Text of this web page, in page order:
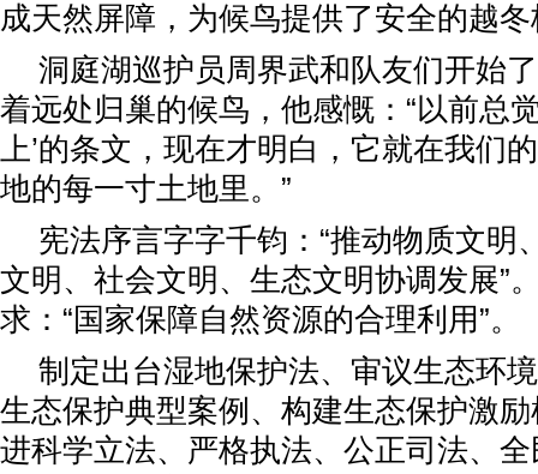
成天然屏障，为候鸟提供了安全的越
洞庭湖巡护员周界武和队友们开始
着远处归巢的候鸟，他感慨：“以前总
上’的条文，现在才明白，它就在我们
地的每一寸土地里。”
宪法序言字字千钧：“推动物质文明
文明、社会文明、生态文明协调发展”
求：“国家保障自然资源的合理利用”。
制定出台湿地保护法、审议生态环
生态保护典型案例、构建生态保护激
进科学立法、严格执法、公正司法、